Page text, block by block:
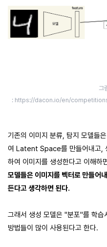
그
: https://dacon.io/en/
기존의 이미지 분류, 탐지 모델들
여 Latent Space를 만들어내고,
하여 이미지를 생성한다고 이해하
모델들은 이미지를 벡터로 만들어
든다고 생각하면 된다.
그래서 생성 모델은 "분포"를 학습
방법들이 많이 사용된다고 한다.